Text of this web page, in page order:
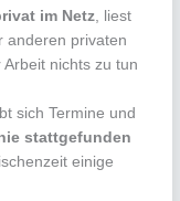
im Netz, liest
anderen privaten
nichts zu tun
sich Termine und
stattgefunden
einige